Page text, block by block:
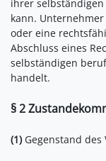
ihrer
kann.
oder eine
Abschluss eines
selbständigen
handelt.
§ 2
(1) Gegenstand